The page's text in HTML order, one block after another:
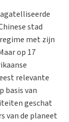
stad
met zijn
op 17
relevante
basis van
geschat
van de planeet